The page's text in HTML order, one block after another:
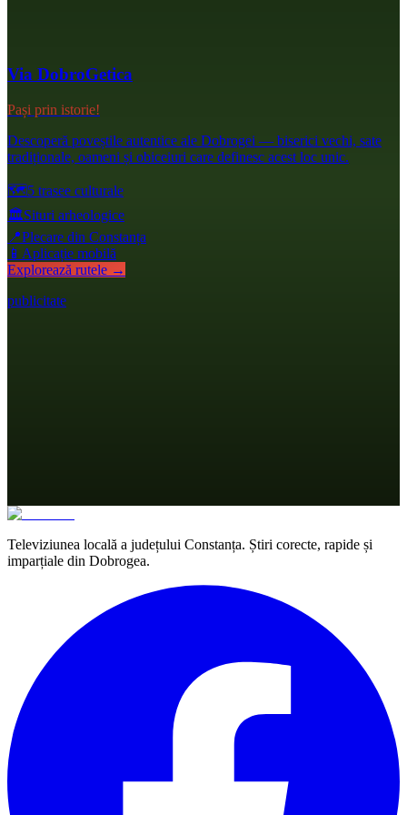
Via DobroGetica
Pași prin istorie!
Descoperă poveștile autentice ale Dobrogei — biserici vechi, sate
tradiționale, oameni și obiceiuri care definesc acest loc unic.
🗺️5 trasee culturale
🏛️Situri arheologice
📍Plecare din Constanța
📱 Aplicație mobilă
Explorează rutele →
publicitate
Televiziunea locală a județului Constanța. Știri corecte, rapide și
imparțiale din Dobrogea.